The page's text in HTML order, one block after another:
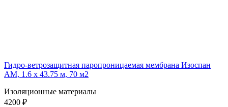
Гидро-ветрозащитная паропроницаемая мембрана Изоспан
АМ, 1.6 х 43.75 м, 70 м2
Изоляционные материалы
4200 ₽